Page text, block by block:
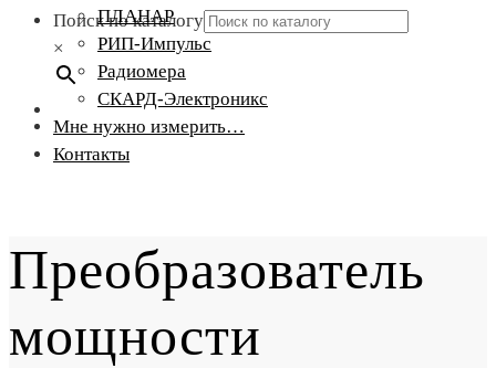
Поиск по каталогу
×
ПЛАНАР
РИП-Импульс
Радиомера
СКАРД-Электроникс
Мне нужно измерить…
Контакты
Преобразователь
мощности